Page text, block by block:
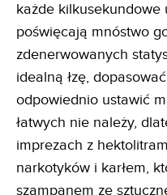
każde
poświęcają mnóstwo
zdenerwowanych
idealną łzę,
odpowiednio ustawić
łatwych nie należy,
imprezach z
narkotyków i karłem,
szampanem ze